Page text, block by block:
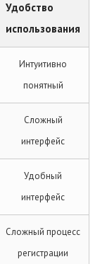
Удобство
использования
Интуитивно
понятный
Сложный
интерфейс
Удобный
интерфейс
Сложный процесс
регистрации